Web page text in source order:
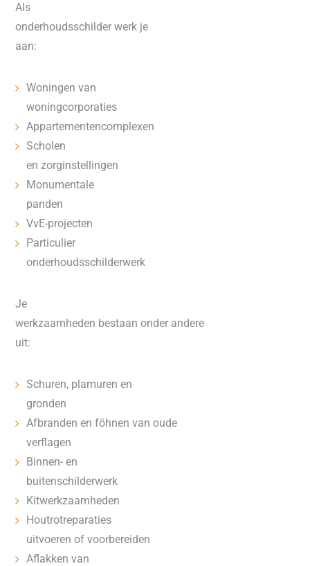
Als
onderhoudsschilder werk je
aan:
Woningen van
woningcorporaties
Appartementencomplexen
Scholen
en zorginstellingen
Monumentale
panden
VvE-projecten
Particulier
onderhoudsschilderwerk
Je
werkzaamheden bestaan onder andere
uit:
Schuren, plamuren en
gronden
Afbranden en föhnen van oude
verflagen
Binnen- en
buitenschilderwerk
Kitwerkzaamheden
Houtrotreparaties
uitvoeren of voorbereiden
Aflakken van